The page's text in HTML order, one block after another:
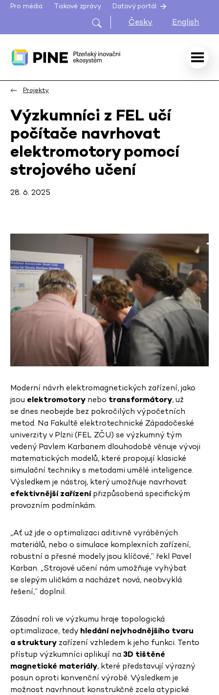
Pro média Tiskové zprávy Datový portál
Česky English
Projekty
Výzkumníci z FEL učí
počítače navrhovat
elektromotory pomocí
strojového učení
28. 6. 2025
Moderní návrh elektromagnetických zařízení, jako
jsou elektromotory nebo transformátory, už
se dnes neobejde bez pokročilých výpočetních
metod. Na Fakultě elektrotechnické Západočeské
univerzity v Plzni (FEL ZČU) se výzkumný tým
vedený Pavlem Karbanem dlouhodobě věnuje vývoji
matematických modelů, které propojují klasické
simulační techniky s metodami umělé inteligence.
Výsledkem je nástroj, který umožňuje navrhovat
efektivnější zařízenípřizpůsobená specifickým
provozním podmínkám.
„Ať už jde o optimalizaci aditivně vyráběných
materiálů, nebo o simulace komplexních zařízení,
robustní a přesné modely jsou klíčové,“ řekl Pavel
Karban. „Strojové učení nám umožňuje vyhýbat
se slepým uličkám a nacházet nová, neobvyklá
řešení,“ doplnil.
Zásadní roli ve výzkumu hraje topologická
optimalizace, tedy hledání nejvhodnějšího tvaru
a struktury zařízení vzhledem k jeho funkci. Tento
přístup výzkumníci aplikují na 3D tištěné
magnetické materiály, které představují výrazný
posun oproti konvenční výrobě. Výsledkem je
možnost navrhnout konstrukčně zcela atypické